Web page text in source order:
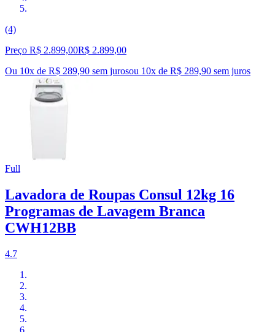
(4)
Preço R$ 2.899,00R$ 2.899,00
Ou 10x de R$ 289,90 sem jurosou 10x de R$ 289,90 sem juros
Full
Lavadora de Roupas Consul 12kg 16
Programas de Lavagem Branca
CWH12BB
4.7